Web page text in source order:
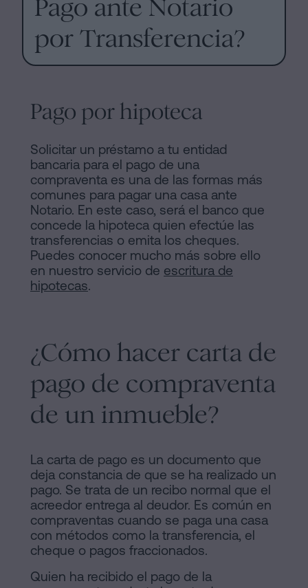
Pago ante Notario
por Transferencia?
Pago por hipoteca
Solicitar un préstamo a tu entidad
bancaria para el pago de una
compraventa es una de las formas más
comunes para pagar una casa ante
Notario. En este caso, será el banco que
concede la hipoteca quien efectúe las
transferencias o emita los cheques.
Puedes conocer mucho más sobre ello
en nuestro servicio de escritura de
hipotecas.
¿Cómo hacer carta de
pago de compraventa
de un inmueble?
La carta de pago es un documento que
deja constancia de que se ha realizado un
pago. Se trata de un recibo normal que el
acreedor entrega al deudor. Es común en
compraventas cuando se paga una casa
con métodos como la transferencia, el
cheque o pagos fraccionados.
Quien ha recibido el pago de la